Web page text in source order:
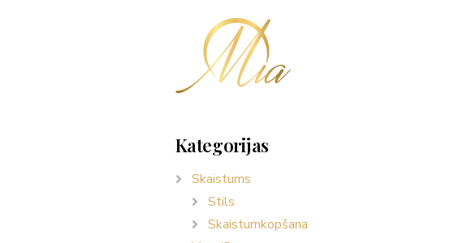
Kategorijas
Skaistums
Stils
Skaistumkopšana